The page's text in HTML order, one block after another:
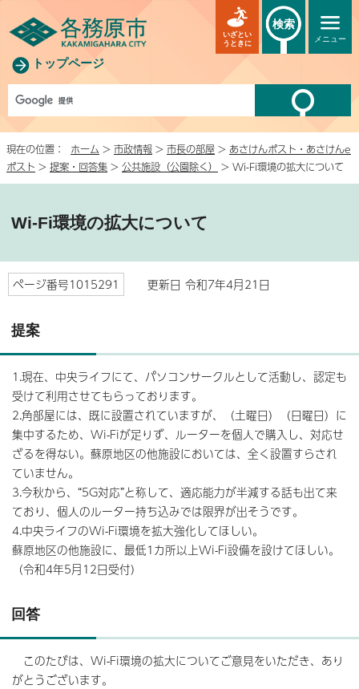
トップページ
メニュー
いざとい
うときに
検索
現在の位置： ホーム > 市政情報 > 市長の部屋 > あさけんポスト・あさけんe
ポスト > 提案・回答集 > 公共施設（公園除く） > Wi-Fi環境の拡大について
Wi-Fi環境の拡大について
ページ番号1015291 更新日 令和7年4月21日
提案
1.現在、中央ライフにて、パソコンサークルとして活動し、認定も
受けて利用させてもらっております。
2.角部屋には、既に設置されていますが、（土曜日）（日曜日）に
集中するため、Wi-Fiが足りず、ルーターを個人で購入し、対応せ
ざるを得ない。蘇原地区の他施設においては、全く設置すらされ
ていません。
3.今秋から、“5G対応”と称して、適応能力が半減する話も出て来
ており、個人のルーター持ち込みでは限界が出そうです。
4.中央ライフのWi-Fi環境を拡大強化してほしい。
蘇原地区の他施設に、最低1カ所以上Wi-Fi設備を設けてほしい。
（令和4年5月12日受付）
回答
このたびは、Wi-Fi環境の拡大についてご意見をいただき、あり
がとうございます。